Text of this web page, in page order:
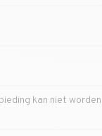
kan niet worden